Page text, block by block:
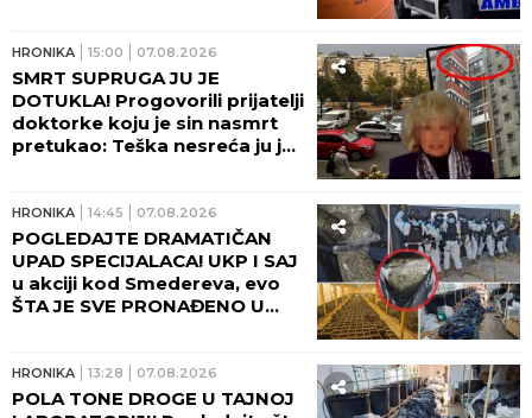
HRONIKA 15:00 07.08.2026
SMRT SUPRUGA JU JE
DOTUKLA! Progovorili prijatelji
doktorke koju je sin nasmrt
pretukao: Teška nesreća ju je
HRONIKA 14:45 07.08.2026
POGLEDAJTE DRAMATIČAN
UPAD SPECIJALACA! UKP I SAJ
u akciji kod Smedereva, evo
ŠTA JE SVE PRONAĐENO U
HRONIKA 13:28 07.08.2026
POLA TONE DROGE U TAJNOJ